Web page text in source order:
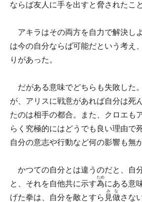
ならば友人に手を出すと脅されたこ
アキラはその両方を自力で解決し
は今の自分ならば可能だという考え
りがあった。
だがある意味でどちらも失敗した
が、アリスに戦意があれば自分は死
たのは相手の都合。また、クロエも
らく究極的にはどうでも良い理由で
自分の意志や行動など何の影響も無
かつての自分とは違うのだと、自
と、それを自他共に示す為
ため
にある意
げた拳は、自分を敵とすら 見做
みな
さな